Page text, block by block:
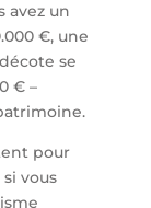
avez un
€, une
se
€–
pour
vous